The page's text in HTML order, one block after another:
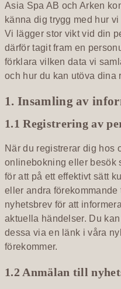
Asia Spa AB och Arken
känna dig trygg med hur
Vi lägger stor vikt vid din
därför tagit fram en
förklara vilken data vi
och hur du kan utöva dina
1. Insamling av
1.1 Registrering av
När du registrerar dig hos
onlinebokning eller besök
för att på ett effektivt sätt
eller andra
nyhetsbrev för att
aktuella händelser. Du
dessa via en länk i våra
förekommer.
1.2 Anmälan till